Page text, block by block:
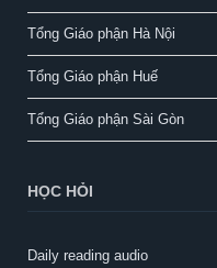
Tổng Giáo phận Hà Nội
Tổng Giáo phận Huế
Tổng Giáo phận Sài Gòn
HỌC HỎI
Daily reading audio